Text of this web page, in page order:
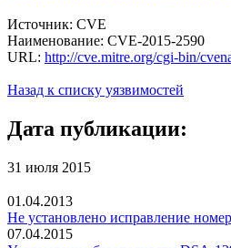
Источник: CVE
Наименование: CVE-2015-2590
URL: http://cve.mitre.org/cgi-bin/
Назад к списку уязвимостей
Дата публикации:
31 июля 2015
01.04.2013
Не установлено исправление
07.04.2015